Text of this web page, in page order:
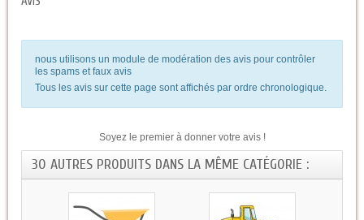
nous utilisons un module de modération des avis pour contrôler
les spams et faux avis
Tous les avis sur cette page sont affichés par ordre chronologique.
Soyez le premier à donner votre avis !
30 AUTRES PRODUITS DANS LA MÊME CATÉGORIE :